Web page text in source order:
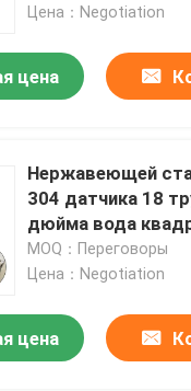
0,4 Mm
Цена：Negotiation
цена
Нержавеющей
304 датчика 18
дюйма вода
горячая
MOQ：Переговоры
Цена：Negotiation
цена